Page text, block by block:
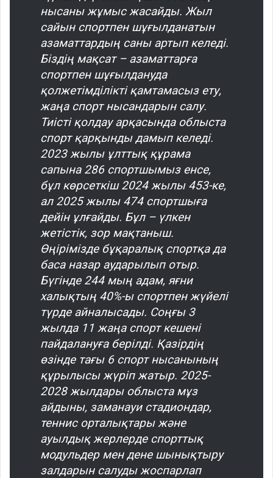
нысаны жұмыс жасайды. Жыл
сайын спортпен шұғылданатын
азаматтардың саны артып келеді.
Біздің мақсат – азаматтарға
спортпен шұғылдануда
қолжетімділікті қамтамасыз ету,
жаңа спорт нысандарын салу.
Тиісті қолдау арқасында облыста
спорт қарқынды дамып келеді.
2023 жылы ұлттық құрама
сапына 286 спортшымыз енсе,
бұл көрсеткіш 2024 жылы 453-ке,
ал 2025 жылы 474 спортшыға
дейін ұлғайды. Бұл – үлкен
жетістік, зор мақтаныш.
Өңірімізде бұқаралық спортқа да
баса назар аударылып отыр.
Бүгінде 244 мың адам, яғни
халықтың 40%-ы спортпен жүйелі
түрде айналысады. Соңғы 3
жылда 11 жаңа спорт кешені
пайдалануға берілді. Қазірдің
өзінде тағы 6 спорт нысанының
құрылысы жүріп жатыр. 2025-
2028 жылдары облыста мұз
айдыны, заманауи стадиондар,
теннис орталықтары және
ауылдық жерлерде спорттық
модульдер мен дене шынықтыру
залдарын салуды жоспарлап